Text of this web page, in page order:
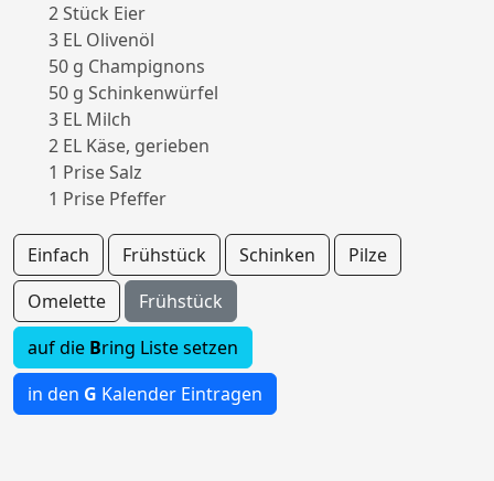
2 Stück Eier
3 EL Olivenöl
50 g Champignons
50 g Schinkenwürfel
3 EL Milch
2 EL Käse, gerieben
1 Prise Salz
1 Prise Pfeffer
Einfach Frühstück Schinken
Pilze
Omelette
Frühstück
auf die Bring Liste setzen
in den G Kalender Eintragen